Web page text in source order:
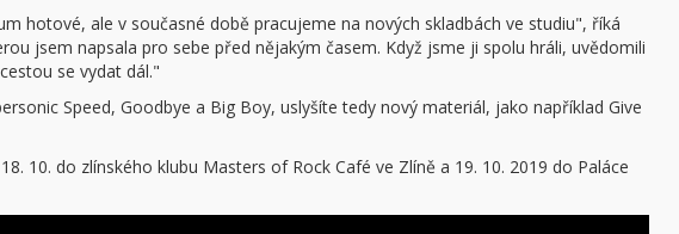
hotové, ale v současné době pracujeme na nových skladbách ve studiu", říká
jsem napsala pro sebe před nějakým časem. Když jsme ji spolu hráli, uvědomili
se vydat dál."
Speed, Goodbye a Big Boy, uslyšíte tedy nový materiál, jako například Give
10. do zlínského klubu Masters of Rock Café ve Zlíně a 19. 10. 2019 do Paláce